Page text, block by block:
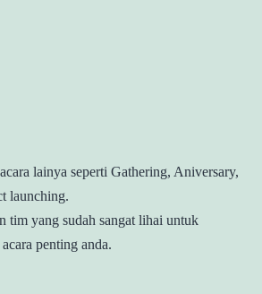
lainya seperti Gathering, Aniversary,
launching.
tim yang sudah sangat lihai untuk
penting anda.